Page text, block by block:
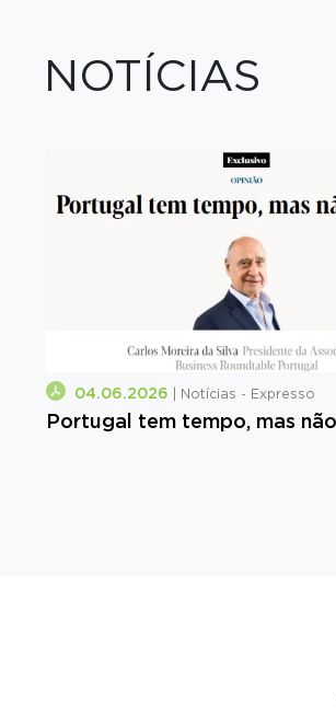
NOTÍCIAS
04.06.2026 | Notícias - Expresso
Portugal tem tempo, mas